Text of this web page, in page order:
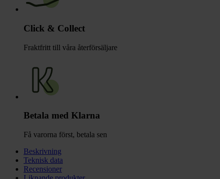
Click & Collect
Fraktfritt till våra återförsäljare
Betala med Klarna
Få varorna först, betala sen
Beskrivning
Teknisk data
Recensioner